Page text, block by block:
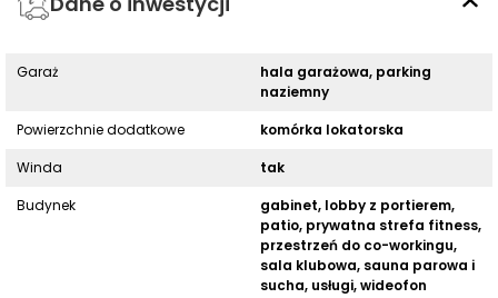
Garaż
hala garażowa, parking
naziemny
Powierzchnie dodatkowe
komórka lokatorska
Winda
tak
Budynek
gabinet, lobby z portierem,
patio, prywatna strefa fitness,
przestrzeń do co-workingu,
sala klubowa, sauna parowa i
sucha, usługi, wideofon